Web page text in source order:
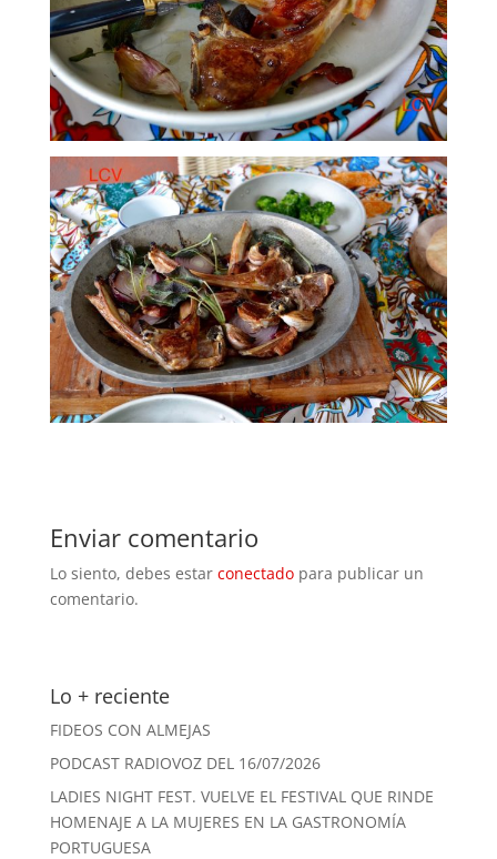
Enviar comentario
Lo siento, debes estar conectadopara publicar un
comentario.
Lo + reciente
FIDEOS CON ALMEJAS
PODCAST RADIOVOZ DEL 16/07/2026
LADIES NIGHT FEST. VUELVE EL FESTIVAL QUE RINDE
HOMENAJE A LA MUJERES EN LA GASTRONOMÍA
PORTUGUESA